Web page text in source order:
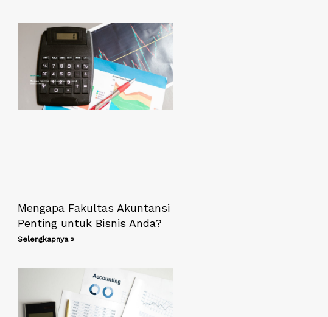
Mengapa Fakultas Akuntansi
Penting untuk Bisnis Anda?
Selengkapnya »